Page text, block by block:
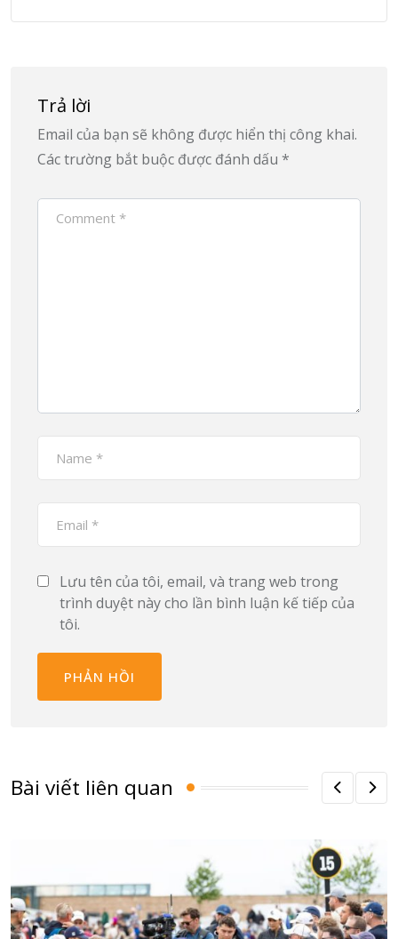
Trả lời
Email của bạn sẽ không được hiển thị công khai.
Các trường bắt buộc được đánh dấu *
Lưu tên của tôi, email, và trang web trong
trình duyệt này cho lần bình luận kế tiếp của
tôi.
Bài viết liên quan